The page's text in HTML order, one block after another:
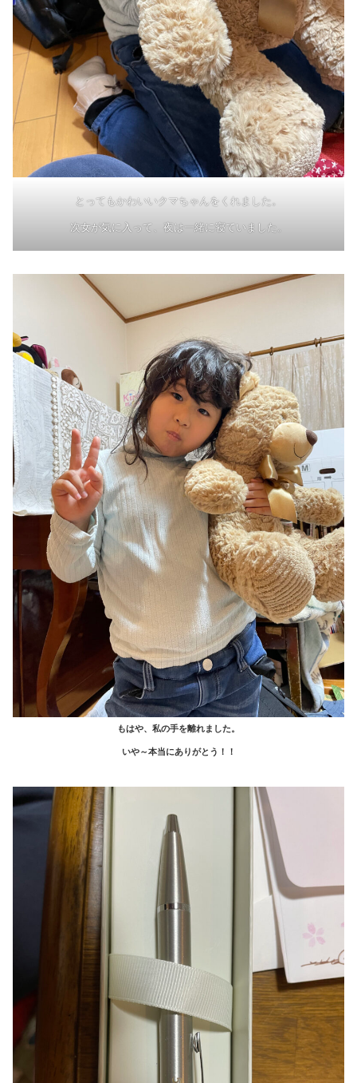
とってもかわいいクマちゃんをくれました。
次女が気に入って、夜は一緒に寝ていました。
もはや、私の手を離れました。
いや～本当にありがとう！！